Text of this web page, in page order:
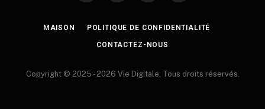
MAISON POLITIQUE DE CONFIDENTIALITÉ
CONTACTEZ-NOUS
Copyright © 2025 - 2026 Vie Digitale. Tous droits réservés.